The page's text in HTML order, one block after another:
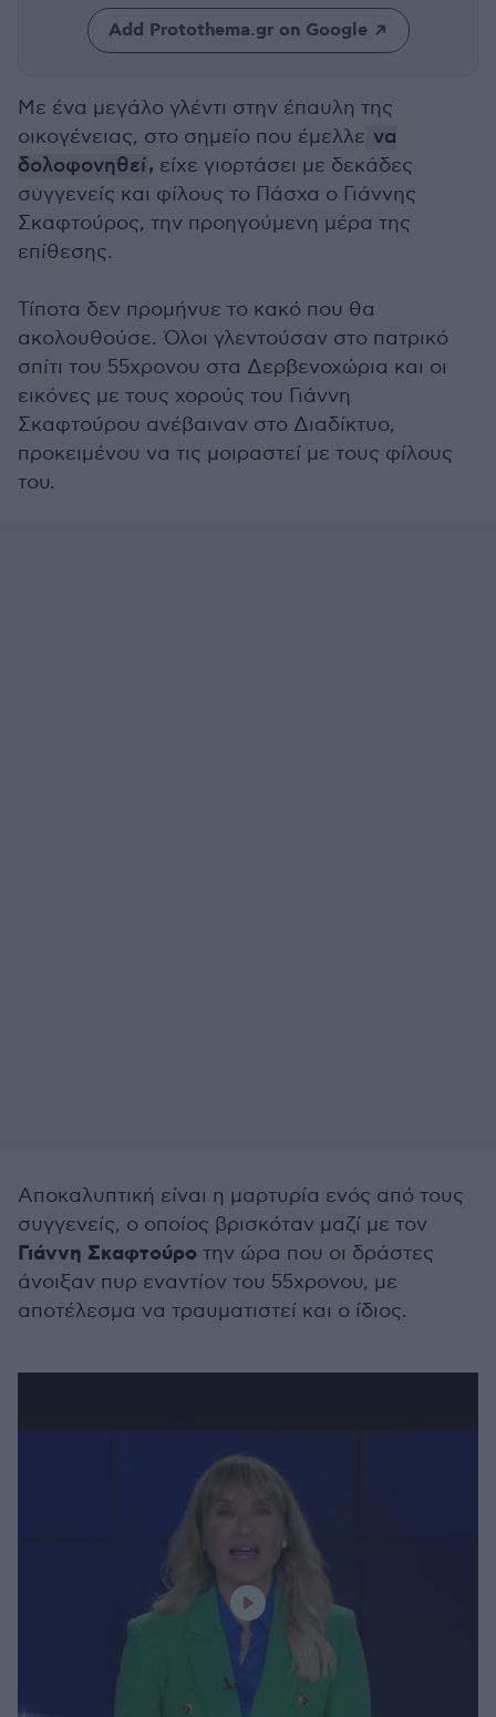
Add Protothema.gr on Google
Με ένα μεγάλο γλέντι στην έπαυλη της
οικογένειας, στο σημείο που έμελλε να
δολοφονηθεί, είχε γιορτάσει με δεκάδες
συγγενείς και φίλους το Πάσχα ο Γιάννης
Σκαφτούρος, την προηγούμενη μέρα της
επίθεσης.
Τίποτα δεν προμήνυε το κακό που θα
ακολουθούσε. Όλοι γλεντούσαν στο πατρικό
σπίτι του 55χρονου στα Δερβενοχώρια και οι
εικόνες με τους χορούς του Γιάννη
Σκαφτούρου ανέβαιναν στο Διαδίκτυο,
προκειμένου να τις μοιραστεί με τους φίλους
του.
Αποκαλυπτική είναι η μαρτυρία ενός από τους
συγγενείς, ο οποίος βρισκόταν μαζί με τον
Γιάννη Σκαφτούρο την ώρα που οι δράστες
άνοιξαν πυρ εναντίον του 55χρονου, με
αποτέλεσμα να τραυματιστεί και ο ίδιος.